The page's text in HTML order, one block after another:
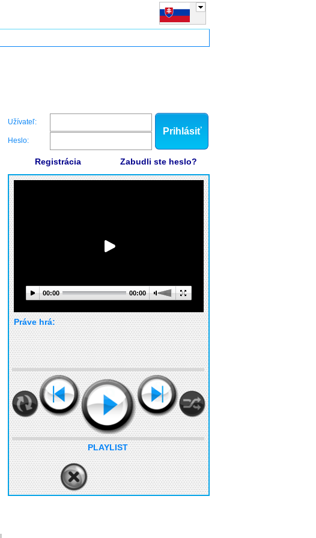
Užívateľ:
Heslo:
Prihlásiť
Registrácia Zabudli ste heslo?
00:00 00:00
Práve hrá:
PLAYLIST